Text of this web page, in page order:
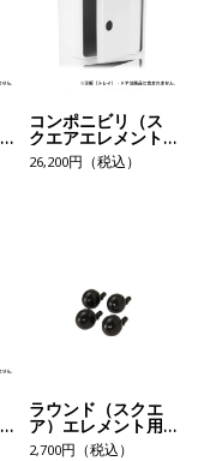
コンポニビリ（ス
クエアエレメント
H）
26,200円（税込）
ラウンド（スクエ
ア）エレメント用
キャスター4個セッ
2,700円（税込）